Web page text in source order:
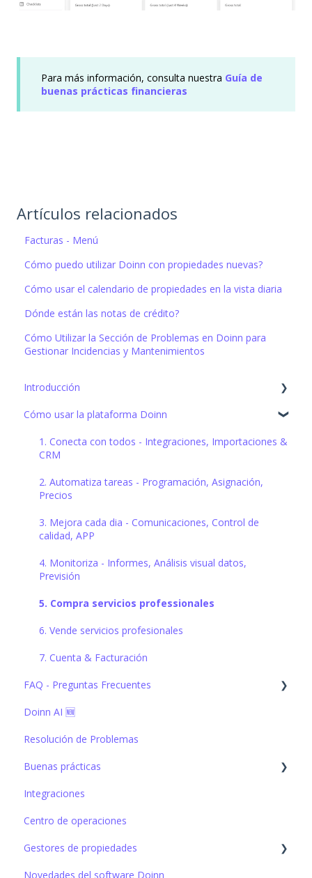
Para más información, consulta nuestra Guía de
buenas prácticas financieras
Artículos relacionados
Facturas - Menú
Cómo puedo utilizar Doinn con propiedades nuevas?
Cómo usar el calendario de propiedades en la vista diaria
Dónde están las notas de crédito?
Cómo Utilizar la Sección de Problemas en Doinn para
Gestionar Incidencias y Mantenimientos
Introducción
Configuración inicial
Cómo usar la plataforma Doinn
1. Conecta con todos - Integraciones, Importaciones &
CRM
2. Automatiza tareas - Programación, Asignación,
Precios
3. Mejora cada dia - Comunicaciones, Control de
calidad, APP
4. Monitoriza - Informes, Análisis visual datos,
Previsión
5. Compra servicios professionales
6. Vende servicios profesionales
7. Cuenta & Facturación
FAQ - Preguntas Frecuentes
1. Conecta con todos - Integraciones, Importaciones &
Precios
3. Mejora cada dia - Comunicaciones, Control de
Previsión
5. Compra servicios professionales
Doinn AI 🆕
Resolución de Problemas
Buenas prácticas
1. Conecta con todos - Integraciones, Importaciones &
Precios
3. Mejora cada dia - Comunicaciones, Control de
Integraciones
Centro de operaciones
Gestores de propiedades
Crear y configurar propiedades
Novedades del software Doinn